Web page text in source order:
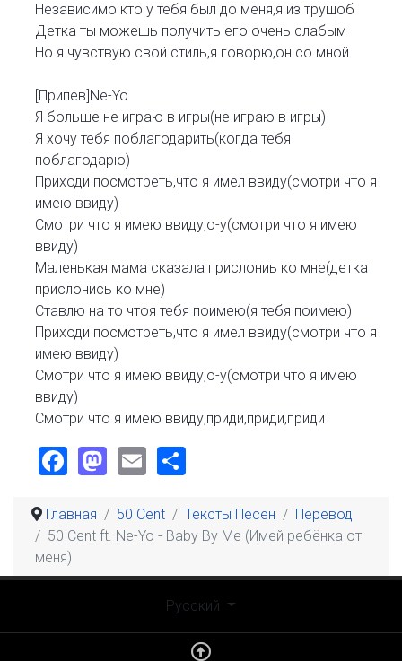
Независимо кто у тебя был до меня,я из трущоб
Детка ты можешь получить его очень слабым
Но я чувствую свой стиль,я говорю,он со мной
[Припев]Ne-Yo
Я больше не играю в игры(не играю в игры)
Я хочу тебя поблагодарить(когда тебя
поблагодарю)
Приходи посмотреть,что я имел ввиду(смотри что я
имею ввиду)
Смотри что я имею ввиду,о-у(смотри что я имею
ввиду)
Маленькая мама сказала прислониь ко мне(детка
прислонись ко мне)
Ставлю на то чтоя тебя поимею(я тебя поимею)
Приходи посмотреть,что я имел ввиду(смотри что я
имею ввиду)
Смотри что я имею ввиду,о-у(смотри что я имею
ввиду)
Смотри что я имею ввиду,приди,приди,приди
Facebook
Mastodon
Email
Главная 50 Cent Тексты Песен
Перевод
50 Cent ft. Ne-Yo - Baby By Me (Имей ребёнка от
меня)
Русский